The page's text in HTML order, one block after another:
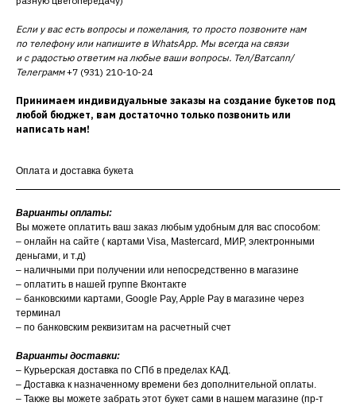
Если у вас есть вопросы и пожелания, то просто позвоните нам
по телефону или напишите в WhatsApp. Мы всегда на связи
и с радостью ответим на любые ваши вопросы. Тел/Ватсапп/
Телеграмм+7 (931) 210-10-24
Принимаем индивидуальные заказы на создание букетов под
любой бюджет, вам достаточно только позвонить или
написать нам!
Оплата и доставка букета
Варианты оплаты:
Вы можете оплатить ваш заказ любым удобным для вас способом:
– онлайн на сайте ( картами Visa, Mastercard, МИР, электронными
деньгами, и т.д)
– наличными при получении или непосредственно в магазине
– оплатить в нашей группе Вконтакте
– банковскими картами, Google Pay, Apple Pay в магазине через
терминал
– по банковским реквизитам на расчетный счет
Варианты доставки:
– Курьерская доставка по СПб в пределах КАД.
– Доставка к назначенному времени без дополнительной оплаты.
– Также вы можете забрать этот букет сами в нашем магазине (пр-т